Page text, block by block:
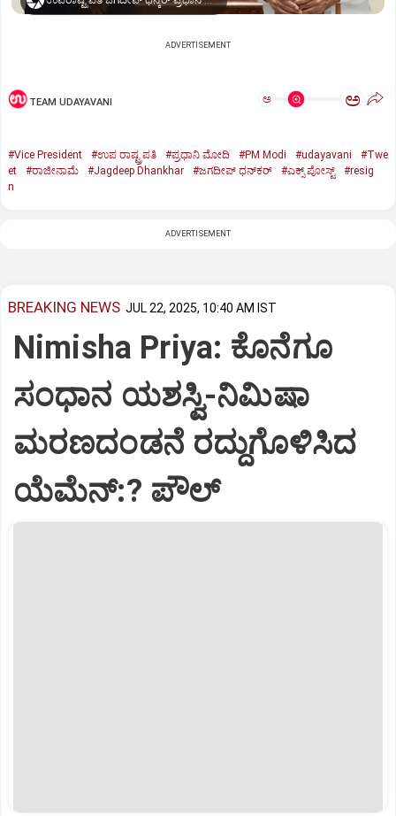
ADVERTISEMENT
TEAM UDAYAVANI ಅ ಅ
#Vice President #ಉಪ ರಾಷ್ಟ್ರಪತಿ #ಪ್ರಧಾನಿ ಮೋದಿ #PM Modi #udayavani
#Twe
et
#ರಾಜೀನಾಮೆ #Jagdeep Dhankhar #ಜಗದೀಪ್‌ ಧನ್‌ಕರ್‌ #ಎಕ್ಸ್‌ ಪೋಸ್ಟ್
#resig
n
ADVERTISEMENT
BREAKING NEWS JUL 22, 2025, 10:40 AM IST
Nimisha Priya: ಕೊನೆಗೂ
ಸಂಧಾನ ಯಶಸ್ವಿ-ನಿಮಿಷಾ
ಮರಣದಂಡನೆ ರದ್ದುಗೊಳಿಸಿದ
ಯೆಮೆನ್:? ಪೌಲ್